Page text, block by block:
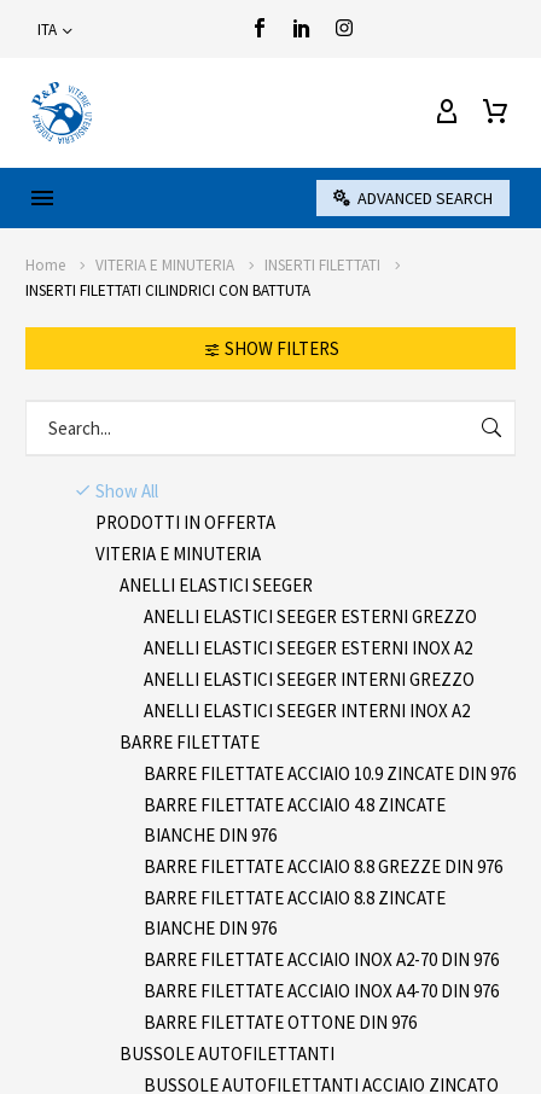
ITA
ADVANCED SEARCH
Home VITERIA E MINUTERIA
INSERTI FILETTATI
INSERTI FILETTATI CILINDRICI CON BATTUTA
SHOW FILTERS
Show All
PRODOTTI IN OFFERTA
VITERIA E MINUTERIA
ANELLI ELASTICI SEEGER
ANELLI ELASTICI SEEGER ESTERNI GREZZO
ANELLI ELASTICI SEEGER ESTERNI INOX A2
ANELLI ELASTICI SEEGER INTERNI GREZZO
ANELLI ELASTICI SEEGER INTERNI INOX A2
BARRE FILETTATE
BARRE FILETTATE ACCIAIO 10.9 ZINCATE DIN 976
BARRE FILETTATE ACCIAIO 4.8 ZINCATE
BIANCHE DIN 976
BARRE FILETTATE ACCIAIO 8.8 GREZZE DIN 976
BARRE FILETTATE ACCIAIO 8.8 ZINCATE
BIANCHE DIN 976
BARRE FILETTATE ACCIAIO INOX A2-70 DIN 976
BARRE FILETTATE ACCIAIO INOX A4-70 DIN 976
BARRE FILETTATE OTTONE DIN 976
BUSSOLE AUTOFILETTANTI
BUSSOLE AUTOFILETTANTI ACCIAIO ZINCATO